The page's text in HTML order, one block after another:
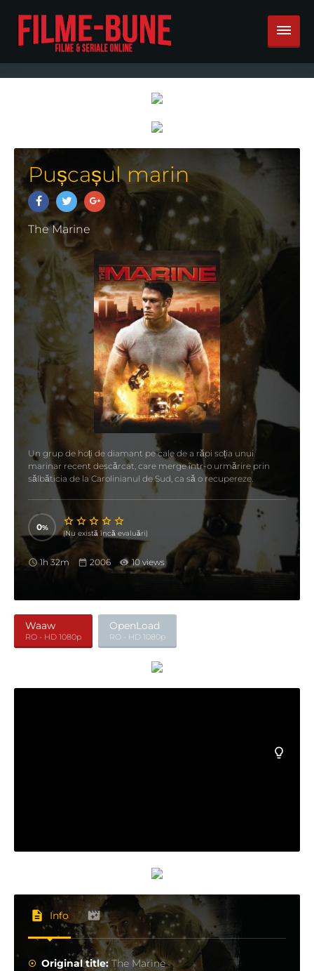
Pușcașul marin
The Marine
Un grup de hoți de diamant pe cale de a răpi soția unui
marinar recent descărcat, care merge într-o urmărire prin
sălbăticia de la Carolinianul de Sud, ca să o recupereze.
0
(Nu există încă evaluări)
1h 32m 2006 10 views
Waaw
RO - HD 1080p
OpenLoad
RO - HD 1080p
Info
Original title:The Marine